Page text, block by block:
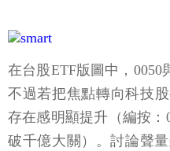
在台股ETF版圖中，0050
不過若把焦點轉向科技
存在感明顯提升（編按：
破千億大關）。討論聲